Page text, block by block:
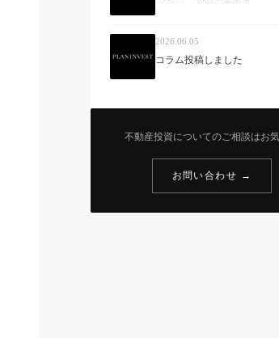
2026.06.05
コラム投稿しました
不動産投資についてのご相談はお
お問い合わせ →